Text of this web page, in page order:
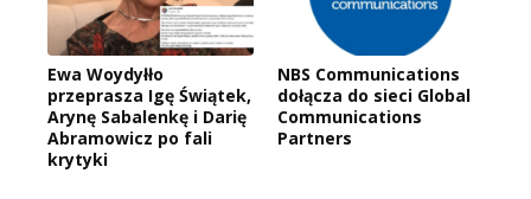
Ewa Woydyłło
przeprasza Igę Świątek,
Arynę Sabalenkę i Darię
Abramowicz po fali
krytyki
NBS Communications
dołącza do sieci Global
Communications
Partners